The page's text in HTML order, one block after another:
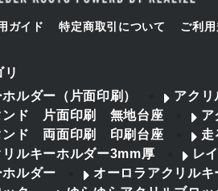
ガイド 特定商取引について ご利
リ
ルダー（片面印刷）
アクリ
ンド 片面印刷 無地台座
ンド 両面印刷 印刷台座
走
リルキーホルダー3mm厚
レ
ルダー
オーロラアクリルキ